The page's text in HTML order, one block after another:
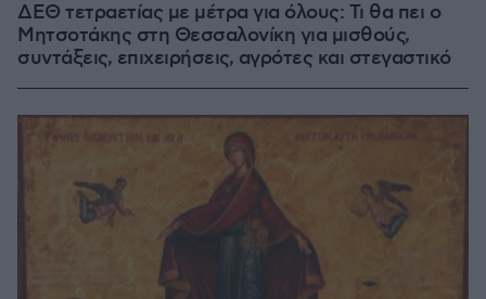
ΔΕΘ τετραετίας με μέτρα για όλους: Τι θα πει ο
Μητσοτάκης στη Θεσσαλονίκη για μισθούς,
συντάξεις, επιχειρήσεις, αγρότες και στεγαστικό